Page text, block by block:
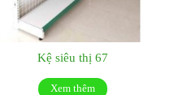
Kệ siêu thị 67
Xem thêm